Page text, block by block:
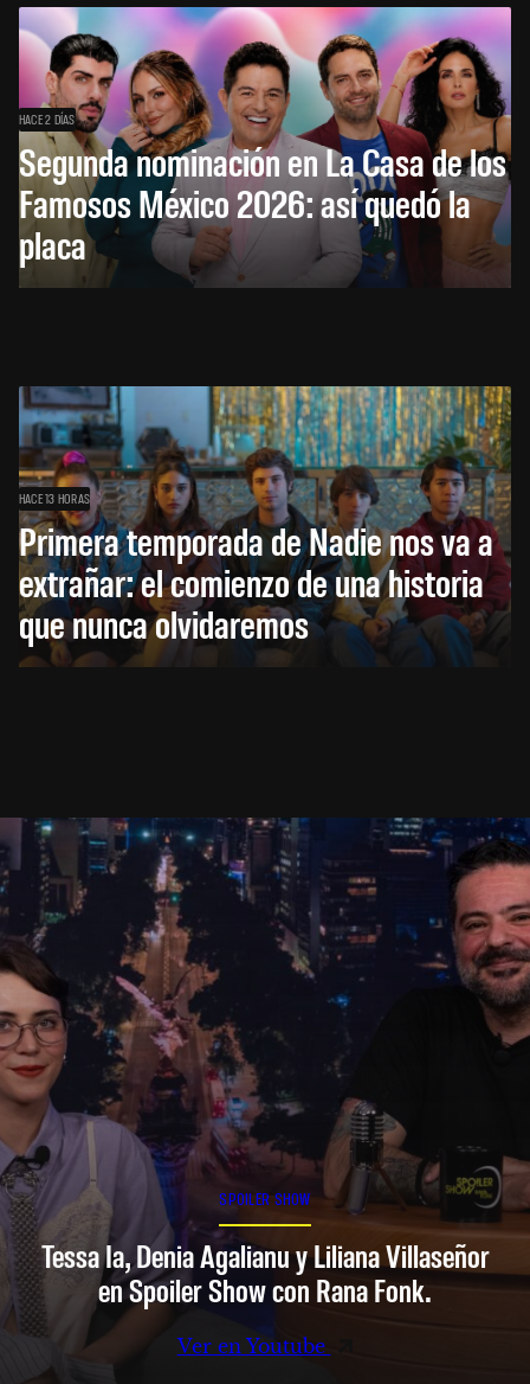
HACE 2 DÍAS
Segunda nominación en La Casa de los
Famosos México 2026: así quedó la
placa
HACE 13 HORAS
Primera temporada de Nadie nos va a
extrañar: el comienzo de una historia
que nunca olvidaremos
SPOILER SHOW
Tessa Ia, Denia Agalianu y Liliana Villaseñor
en Spoiler Show con Rana Fonk.
Ver en Youtube